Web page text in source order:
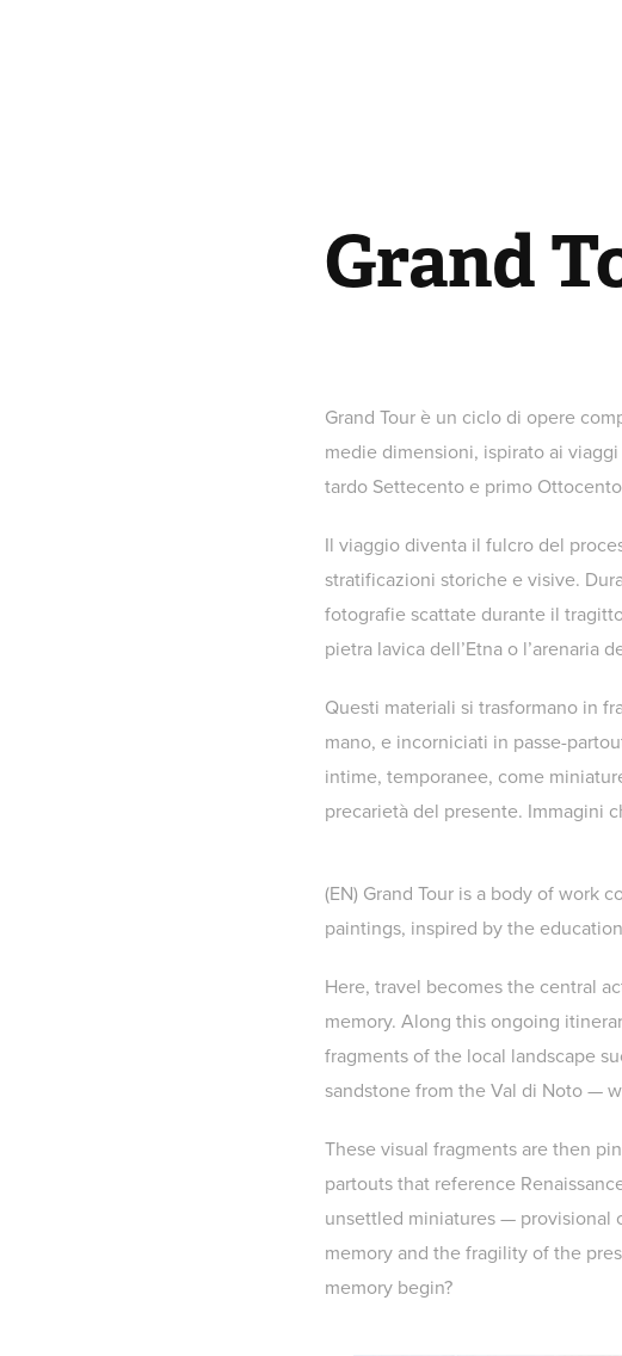
Grand
Grand Tour è un ciclo di opere
medie dimensioni, ispirato ai
tardo Settecento e primo
Il viaggio diventa il fulcro del
stratificazioni storiche e visive.
fotografie scattate durante il
pietra lavica dell’Etna o
Questi materiali si trasformano in
mano, e incorniciati in passe-
intime, temporanee, come
precarietà del presente. Immagini
(EN) Grand Tour is a body of work
paintings, inspired by the
Here, travel becomes the central
memory. Along this ongoing
fragments of the local landscape
sandstone from the Val di Noto —
These visual fragments are then
partouts that reference
unsettled miniatures — provisional
memory and the fragility of the
memory begin?